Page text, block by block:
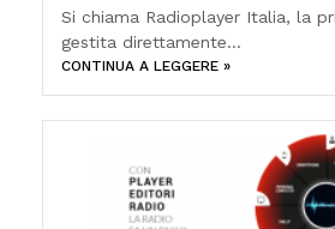
Si chiama Radioplayer Italia, la
gestita direttamente...
CONTINUA A LEGGERE »